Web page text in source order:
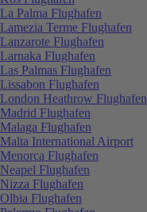
La Palma Flughafen
Lamezia Terme Flughafen
Lanzarote Flughafen
Larnaka Flughafen
Las Palmas Flughafen
Lissabon Flughafen
London Heathrow Flughafen
Madrid Flughafen
Malaga Flughafen
Malta International Airport
Menorca Flughafen
Neapel Flughafen
Nizza Flughafen
Olbia Flughafen